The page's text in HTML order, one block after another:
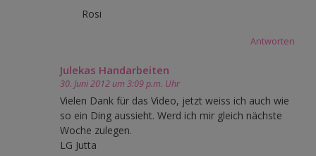
Rosi
Antworten
Julekas Handarbeiten
30. Juni 2012 um 3:09 p.m. Uhr
Vielen Dank für das Video, jetzt weiss ich auch wie
so ein Ding aussieht. Werd ich mir gleich nächste
Woche zulegen.
LG Jutta